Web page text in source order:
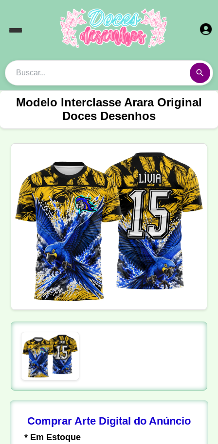
Modelo Interclasse Arara Original
Doces Desenhos
Comprar Arte Digital do Anúncio
* Em Estoque